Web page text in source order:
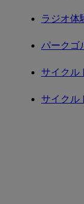
ラジオ体
パークゴ
サイクル
サイクル